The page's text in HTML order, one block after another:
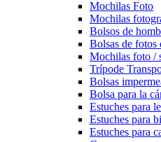
Mochilas Foto
Mochilas
Bolsos de
Bolsas de fotos
Mochilas foto /
Trípode
Bolsas
Bolsa para la
Estuches para
Estuches para
Estuches para